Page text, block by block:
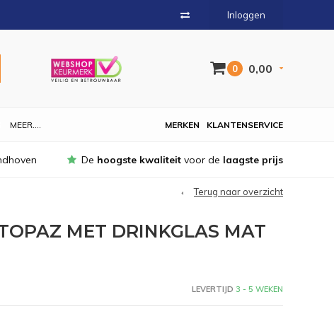
Inloggen
0 0,00
MEER.... KLANTENSERVICE
MERKEN
De hoogste kwaliteit voor de laagste prijs
Terug naar overzicht
MET DRINKGLAS MAT
LEVERTIJD 3 - 5 WEKEN